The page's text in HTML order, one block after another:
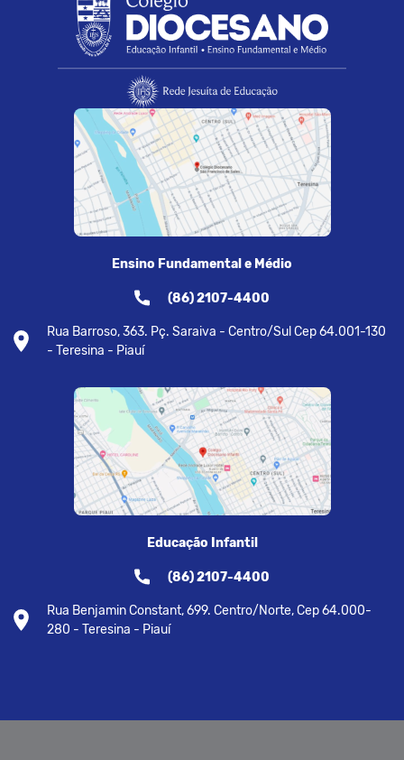
Ensino Fundamental e Médio
(86) 2107-4400
Rua Barroso, 363. Pç. Saraiva - Centro/Sul Cep 64.001-130
- Teresina - Piauí
Educação Infantil
(86) 2107-4400
Rua Benjamin Constant, 699. Centro/Norte, Cep 64.000-
280 - Teresina - Piauí